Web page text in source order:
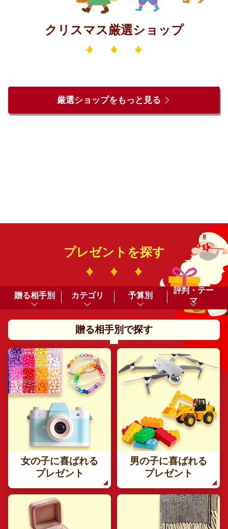
クリスマス厳選ショップ
厳選ショップをもっと見る
プレゼントを探す
贈る相手別 カテゴリ 予算別
評判・テー
マ
贈る相手別で探す
女の子に喜ばれる
プレゼント
男の子に喜ばれる
プレゼント